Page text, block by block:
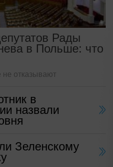
Рады
в Польше: что
отказывают
в
назвали
Зеленскому